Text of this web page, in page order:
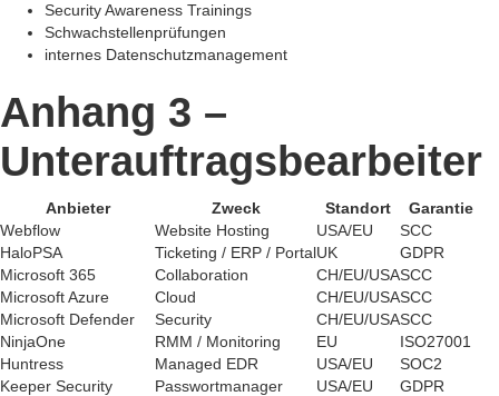
Security Awareness Trainings
Schwachstellenprüfungen
internes Datenschutzmanagement
Anhang 3 –
Unterauftragsbearbeiter
Anbieter Zweck Standort
Garantie
Webflow
Website Hosting USA/EU
SCC
HaloPSA
Ticketing / ERP / PortalUK
GDPR
Microsoft 365
Collaboration CH/EU/USASCC
Microsoft Azure
Cloud CH/EU/USASCC
Microsoft Defender
Security CH/EU/USASCC
NinjaOne
RMM / Monitoring EU
ISO27001
Huntress
Managed EDR USA/EU
SOC2
Keeper Security
Passwortmanager USA/EU
GDPR